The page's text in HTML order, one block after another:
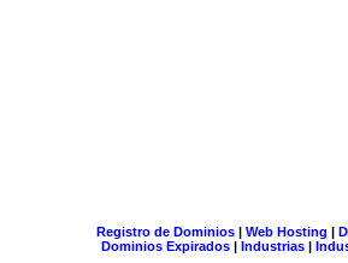
Registro de Dominios| Web Hosting |
Dominios Expirados | Industrias |